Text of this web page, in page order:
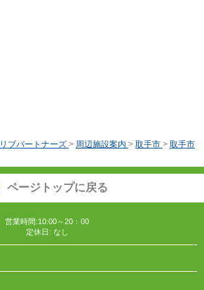
ブパートナーズ > 周辺施設案内 > 取手市 > 取手市
ページトップに戻る
営業時間:10:00～20：00
定休日: なし